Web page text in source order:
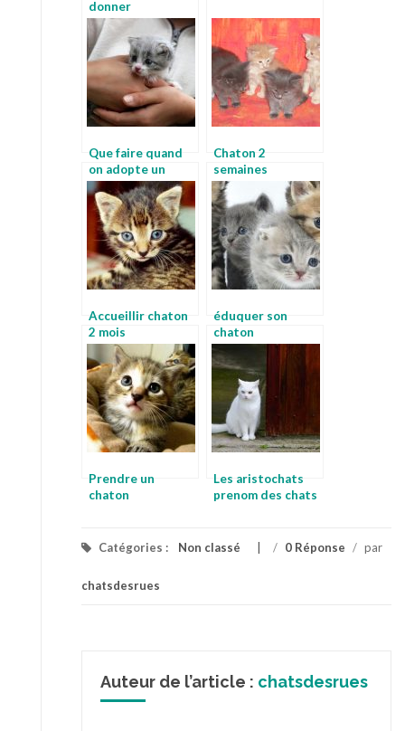
donner
Que faire quand
on adopte un
chaton
Chaton 2
semaines
Accueillir chaton
2 mois
éduquer son
chaton
Prendre un
chaton
Les aristochats
prenom des chats
Catégories : Non classé / 0 Réponse / par
chatsdesrues
Auteur de l’article : chatsdesrues